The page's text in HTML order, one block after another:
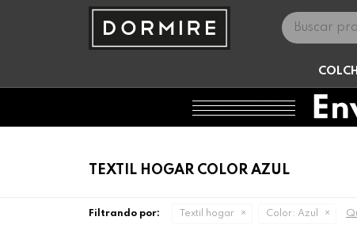
TEXTIL HOGAR COLOR AZUL
Filtrando por: Textil hogar Color: Azul